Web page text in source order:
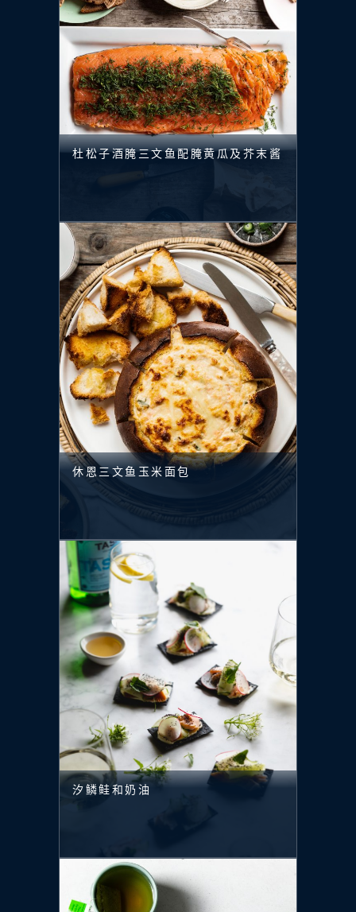
杜松子酒腌三文鱼配腌黄瓜及芥末酱
休恩三文鱼玉米面包
汐鳞鲑和奶油